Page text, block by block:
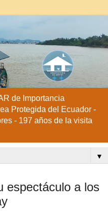
de Importancia
Protegida del Ecuador -
- 197 años de la visita
▼
espectáculo a los